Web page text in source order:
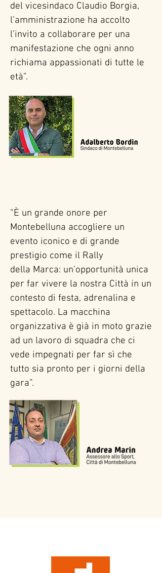
del vicesindaco Claudio Borgia,
l’amministrazione ha accolto
l’invito a collaborare per una
manifestazione che ogni anno
richiama appassionati di tutte le
età”.
“È un grande onore per
Montebelluna accogliere un
evento iconico e di grande
prestigio come il Rally
della Marca: un’opportunità unica
per far vivere la nostra Città in un
contesto di festa, adrenalina e
spettacolo. La macchina
organizzativa è già in moto grazie
ad un lavoro di squadra che ci
vede impegnati per far sì che
tutto sia pronto per i giorni della
gara”.